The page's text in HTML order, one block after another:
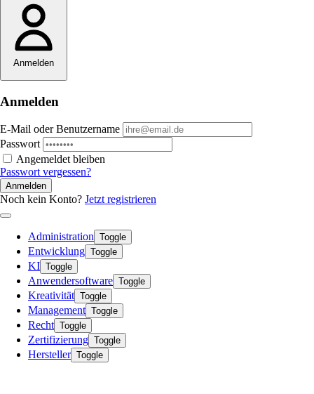
Anmelden
Anmelden
E-Mail oder Benutzername
Passwort
Angemeldet bleiben
Passwort vergessen?
Anmelden
Noch kein Konto? Jetzt registrieren
Administration Toggle
Entwicklung Toggle
KI Toggle
Anwendersoftware Toggle
Kreativität Toggle
Management Toggle
Recht Toggle
Zertifizierung Toggle
Hersteller Toggle